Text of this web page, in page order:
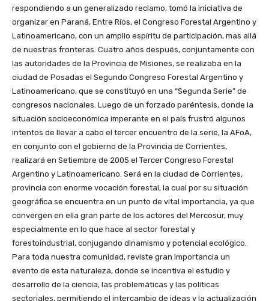
respondiendo a un generalizado reclamo, tomó la iniciativa de
organizar en Paraná, Entre Ríos, el Congreso Forestal Argentino y
Latinoamericano, con un amplio espíritu de participación, mas allá
de nuestras fronteras. Cuatro años después, conjuntamente con
las autoridades de la Provincia de Misiones, se realizaba en la
ciudad de Posadas el Segundo Congreso Forestal Argentino y
Latinoamericano, que se constituyó en una “Segunda Serie” de
congresos nacionales. Luego de un forzado paréntesis, donde la
situación socioeconómica imperante en el país frustró algunos
intentos de llevar a cabo el tercer encuentro de la serie, la AFoA,
en conjunto con el gobierno de la Provincia de Corrientes,
realizará en Setiembre de 2005 el Tercer Congreso Forestal
Argentino y Latinoamericano. Será en la ciudad de Corrientes,
provincia con enorme vocación forestal, la cual por su situación
geográfica se encuentra en un punto de vital importancia, ya que
convergen en ella gran parte de los actores del Mercosur, muy
especialmente en lo que hace al sector forestal y
forestoindustrial, conjugando dinamismo y potencial ecológico.
Para toda nuestra comunidad, reviste gran importancia un
evento de esta naturaleza, donde se incentiva el estudio y
desarrollo de la ciencia, las problemáticas y las políticas
sectoriales, permitiendo el intercambio de ideas y la actualización